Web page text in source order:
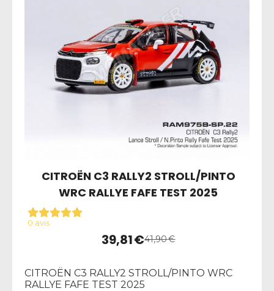
CITROËN C3 RALLY2 STROLL/PINTO
WRC RALLYE FAFE TEST 2025
0 avis
39,81€41,90€
CITROËN C3 RALLY2 STROLL/PINTO WRC
RALLYE FAFE TEST 2025